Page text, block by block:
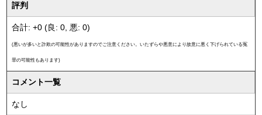
評判
合計: +0 (良: 0, 悪: 0)
(悪いが多いと詐欺の可能性がありますのでご注意ください。いたずらや悪意により故意に悪く下げられている冤
罪の可能性もあります)
コメント一覧
なし